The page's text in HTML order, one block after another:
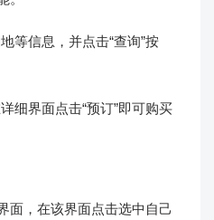
等信息，并点击“查询”按
细界面点击“预订”即可购买
面，在该界面点击选中自己